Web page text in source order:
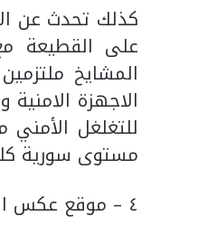
كذلك تحدث عن
على القطيعة
المشايخ
الاجهزة
للتغلغل
مستوى سورية
٤ – موقع عكس السير: